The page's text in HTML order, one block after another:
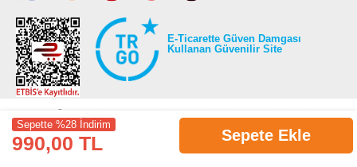
Sepette %28 İndirim
990,00 TL Sepete Ekle
E-Ticarette Güven Damgası
Kullanan Güvenilir Site
©2026 Tüm modaselvim.com hakları saklıdır.